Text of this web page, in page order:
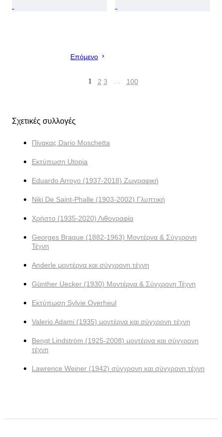
Επόμενο
1 2 3 … 100
Σχετικές συλλογές
Πίνακας Dario Moschetta
Εκτύπωση Utopia
Eduardo Arroyo (1937-2018) Ζωγραφική
Niki De Saint-Phalle (1903-2002) Γλυπτική
Χρήστο (1935-2020) Λιθογραφία
Georges Braque (1882-1963) Μοντέρνα & Σύγχρονη
Τέχνη
Anderle μοντέρνα και σύγχρονη τέχνη
Günther Uecker (1930) Μοντέρνα & Σύγχρονη Τέχνη
Εκτύπωση Sylvie Overheul
Valerio Adami (1935) μοντέρνα και σύγχρονη τέχνη
Bengt Lindström (1925-2008) μοντέρνα και σύγχρονη
τέχνη
Lawrence Weiner (1942) σύγχρονη και σύγχρονη τέχνη